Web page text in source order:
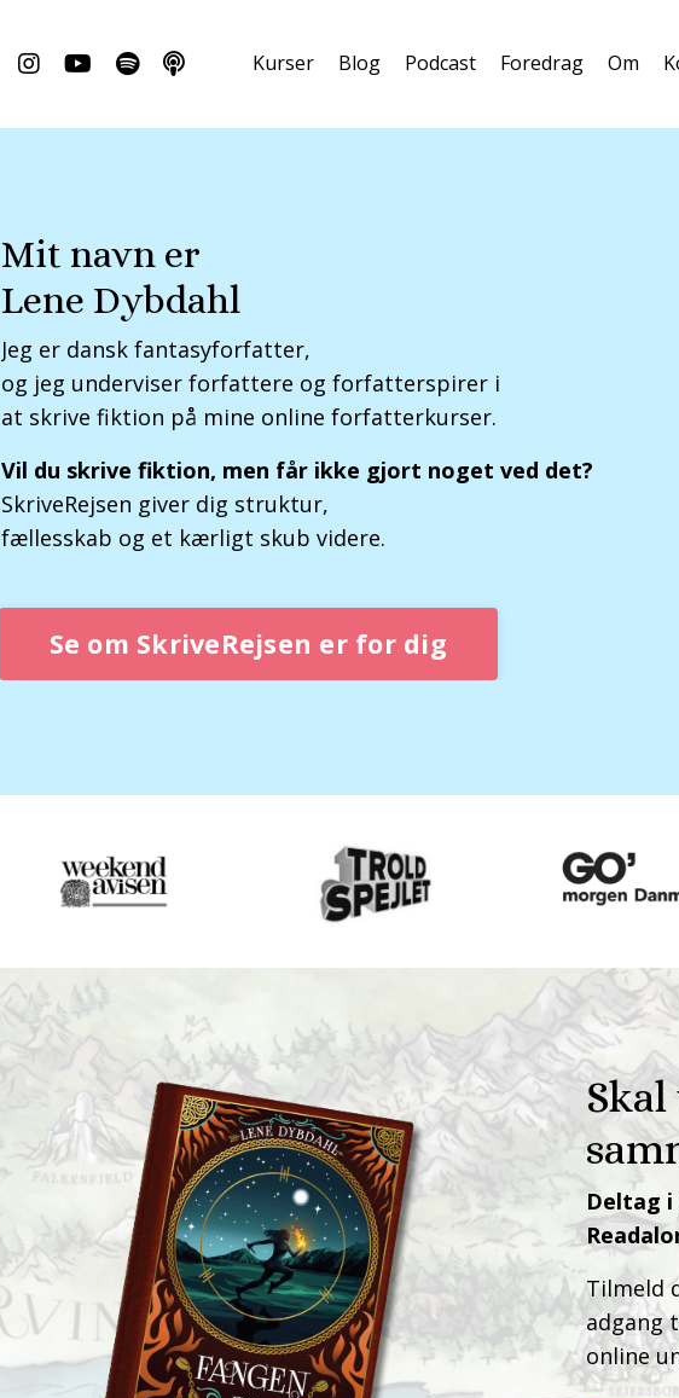
Kurser Blog Podcast Foredrag Om
Mit navn er
Lene Dybdahl
Jeg er dansk fantasyforfatter,
og jeg underviser forfattere og forfatterspirer i
at skrive fiktion på mine online forfatterkurser.
Vil du skrive fiktion, men får ikke gjort noget ved det?
SkriveRejsen giver dig struktur,
fællesskab og et kærligt skub videre.
Se om SkriveRejsen er for dig
Deltag i
Tilmeld
adgang
online